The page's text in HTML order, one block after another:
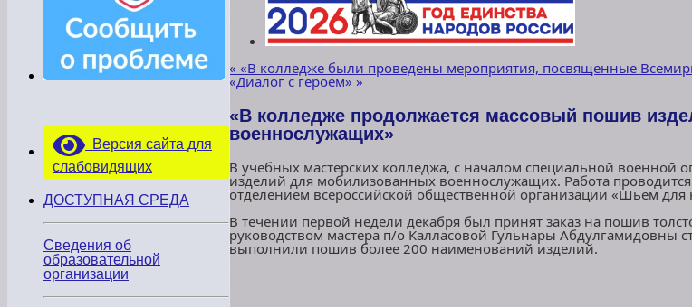
« «В колледже были проведены мероприятия, посвященные
«Диалог с героем» »
«В колледже продолжается массовый пошив
военнослужащих»
В учебных мастерских колледжа, с началом специальной военной
изделий для мобилизованных военнослужащих. Работа
отделением всероссийской общественной организации «Шьем для
В течении первой недели декабря был принят заказ на пошив
руководством мастера п/о Калласовой Гульнары Абдулгамидовны
выполнили пошив более 200 наименований изделий.
Версия сайта для
слабовидящих
ДОСТУПНАЯ СРЕДА
Сведения об
образовательной
организации